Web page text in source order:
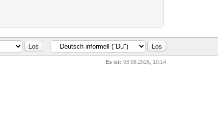
Es ist: 08.08.2026, 10:14